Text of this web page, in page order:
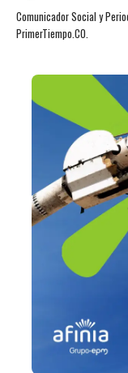
Comunicador Social y
PrimerTiempo.CO.